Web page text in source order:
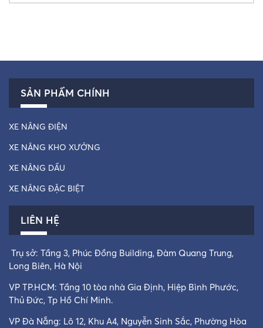
SẢN PHẨM CHÍNH
XE NÂNG ĐIỆN
XE NÂNG KHO XƯỞNG
XE NÂNG DẦU
XE NÂNG ĐẶC BIỆT
LIÊN HỆ
Trụ sở: Tầng 3, Phúc Đồng Building, Đàm Quang Trung,
Long Biên, Hà Nội
VP TP.HCM: Tầng 10 tòa nhà Gia Định, Hiệp Bình Phước,
Thủ Đức, Tp Hồ Chí Minh.
VP Đà Nẵng: Lô 12, Khu A4, Nguyễn Sinh Sắc, Phường Hòa